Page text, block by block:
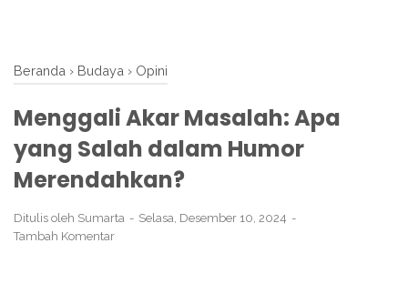
Beranda › Budaya › Opini
Menggali Akar Masalah: Apa
yang Salah dalam Humor
Merendahkan?
Ditulis oleh Sumarta
Selasa, Desember 10, 2024
Tambah Komentar